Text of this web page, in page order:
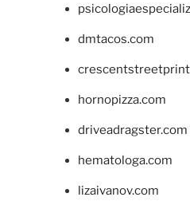
dmtacos.com
hornopizza.com
driveadragster.com
hematologa.com
lizaivanov.com